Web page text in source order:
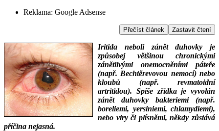
Reklama: Google Adsense
Přečíst článek Zastavit čtení
Iritida neboli zánět duhovky je
způsobej většinou chronickými
zánětlivými onemocněními páteře
(např. Bechtěrevovou nemocí) nebo
kloubů (např. revmatoidní
artritidou). Spíše zřídka je vyvolán
zánět duhovky bakteriemi (např.
boreliemi, yersiniemi, chlamydiemi),
nebo viry či plísněmi, někdy zůstává
příčina nejasná.